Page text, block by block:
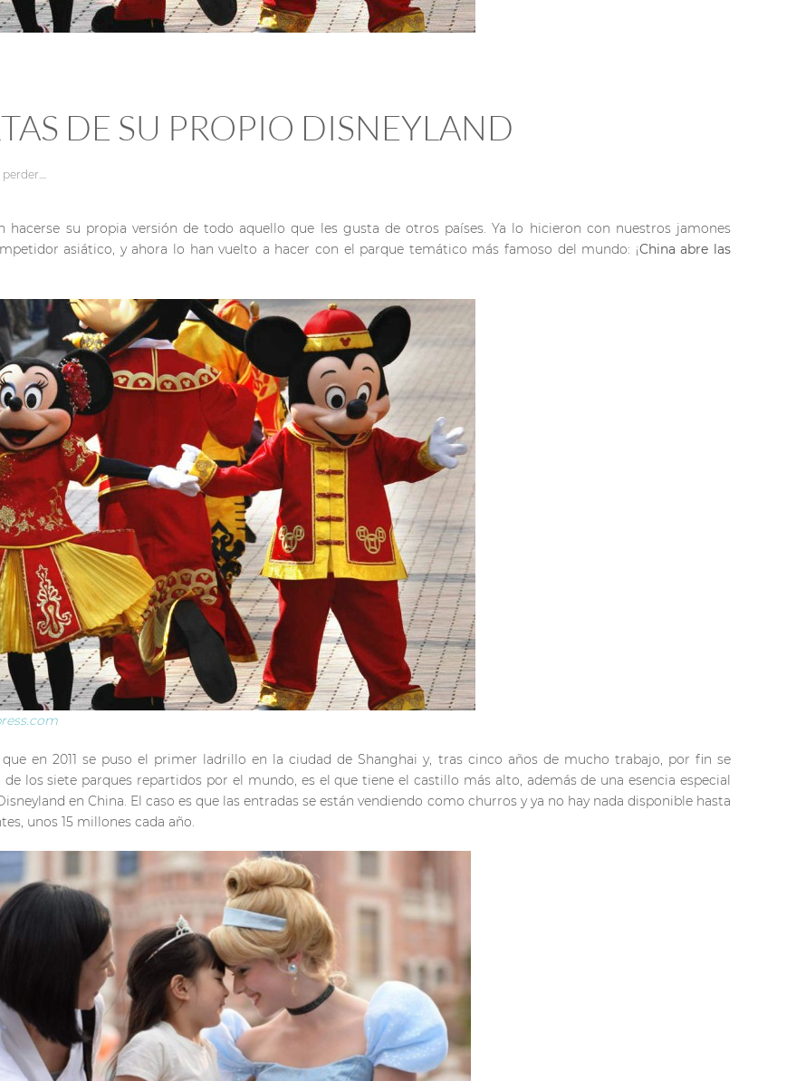
DE SU PROPIO DISNEYLAND
.
su propia versión de todo aquello que les gusta de otros países. Ya lo hicieron con nuestros jamones
asiático, y ahora lo han vuelto a hacer con el parque temático más famoso del mundo: ¡China abre las
en 2011 se puso el primer ladrillo en la ciudad de Shanghai y, tras cinco años de mucho trabajo, por fin se
los siete parques repartidos por el mundo, es el que tiene el castillo más alto, además de una esencia especial
en China. El caso es que las entradas se están vendiendo como churros y ya no hay nada disponible hasta
unos 15 millones cada año.